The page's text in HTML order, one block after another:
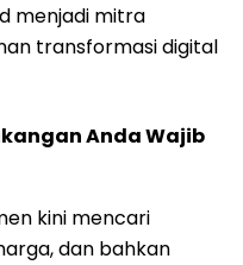
menjadi mitra
transformasi digital
Anda Wajib
kini mencari
dan bahkan